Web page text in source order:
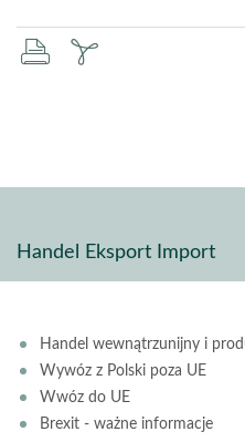
drukujzapisz
Handel Eksport Import
Handel wewnątrzunijny i
Wywóz z Polski poza UE
Wwóz do UE
Brexit - ważne informacje